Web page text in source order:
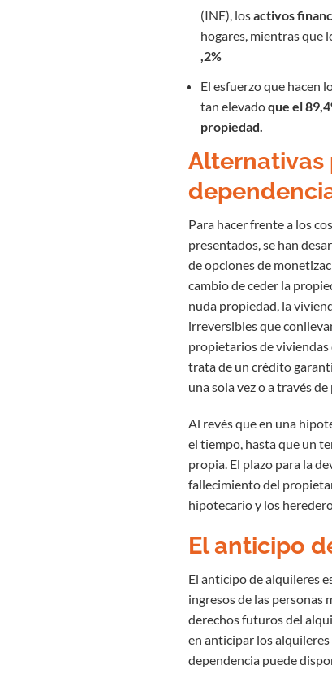
(INE), losactivos
hogares, mientras que
,2%
El esfuerzo que hacen
tan elevadoque el
propiedad.
Alternativas
Para hacer frente a los
presentados, se han
de opciones de
cambio de ceder la
nuda propiedad, la
irreversibles que
propietarios de viviendas
trata de un crédito
una sola vez o a través
Al revés que en una
el tiempo, hasta que un
propia. El plazo para la
fallecimiento del
hipotecario y los
El anticipo
El anticipo de alquileres
ingresos de las personas
derechos futuros del
en anticipar los
dependencia puede